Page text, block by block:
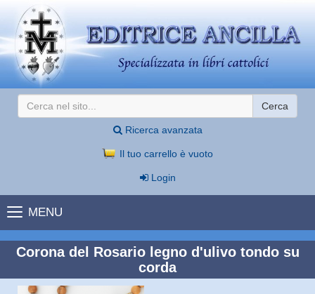
Cerca
Ricerca avanzata
Il tuo carrello è vuoto
Login
MENU
Corona del Rosario legno d'ulivo tondo su
corda